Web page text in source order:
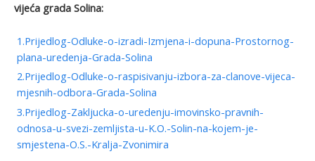
vijeća grada Solina:
1.Prijedlog-Odluke-o-izradi-Izmjena-i-dopuna-Prostornog-
plana-uredenja-Grada-Solina
2.Prijedlog-Odluke-o-raspisivanju-izbora-za-clanove-vijeca-
mjesnih-odbora-Grada-Solina
3.Prijedlog-Zakljucka-o-uredenju-imovinsko-pravnih-
odnosa-u-svezi-zemljista-u-K.O.-Solin-na-kojem-je-
smjestena-O.S.-Kralja-Zvonimira